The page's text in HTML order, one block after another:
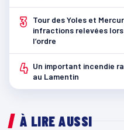
3
Tour des Yoles et
infractions relevées
l’ordre
4 Un important incendie
au Lamentin
À LIRE AUSSI